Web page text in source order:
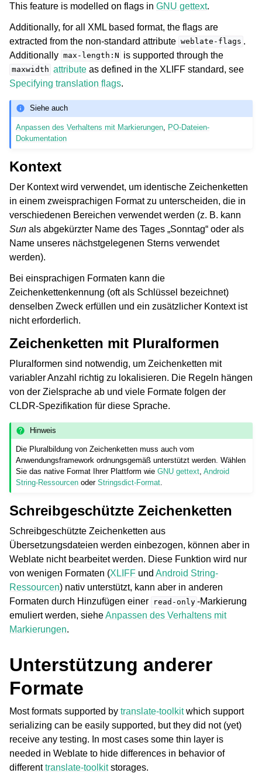
This feature is modelled on flags in GNU gettext.
Additionally, for all XML based format, the flags are
extracted from the non-standard attribute weblate-flags .
Additionally max-length:N is supported through the
maxwidth attribute as defined in the XLIFF standard, see
Specifying translation flags.
Siehe auch
Anpassen des Verhaltens mit Markierungen PO-Dateien-
Dokumentation
Kontext
Der Kontext wird verwendet, um identische Zeichenketten
in einem zweisprachigen Format zu unterscheiden, die in
verschiedenen Bereichen verwendet werden (z. B. kann
Sun als abgekürzter Name des Tages „Sonntag“ oder als
Name unseres nächstgelegenen Sterns verwendet
werden).
Bei einsprachigen Formaten kann die
Zeichenkettenkennung (oft als Schlüssel bezeichnet)
denselben Zweck erfüllen und ein zusätzlicher Kontext ist
nicht erforderlich.
Zeichenketten mit Pluralformen
Pluralformen sind notwendig, um Zeichenketten mit
variabler Anzahl richtig zu lokalisieren. Die Regeln hängen
von der Zielsprache ab und viele Formate folgen der
CLDR-Spezifikation für diese Sprache.
Hinweis
Die Pluralbildung von Zeichenketten muss auch vom
Anwendungsframework ordnungsgemäß unterstützt werden. Wählen
Sie das native Format Ihrer Plattform wieGNU gettext,Android
String-Ressourcen oderStringsdict-Format.
Schreibgeschützte Zeichenketten
Schreibgeschützte Zeichenketten aus
Übersetzungsdateien werden einbezogen, können aber in
Weblate nicht bearbeitet werden. Diese Funktion wird nur
von wenigen Formaten (XLIFF und Android String-
Ressourcen) nativ unterstützt, kann aber in anderen
Formaten durch Hinzufügen einer
read-only -Markierung
emuliert werden, sieheAnpassen des Verhaltens mit
Markierungen.
Unterstützung anderer
Formate
Most formats supported by translate-toolkitwhich support
serializing can be easily supported, but they did not (yet)
receive any testing. In most cases some thin layer is
needed in Weblate to hide differences in behavior of
differenttranslate-toolkitstorages.